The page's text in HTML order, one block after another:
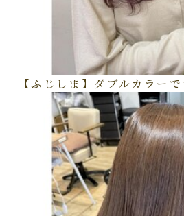
【ふじしま】ダブルカラー